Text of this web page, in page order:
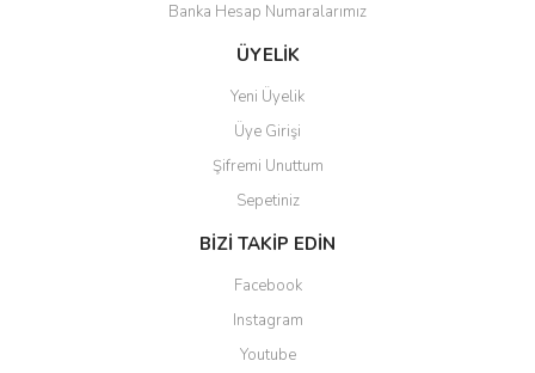
Banka Hesap Numaralarımız
ÜYELİK
Yeni Üyelik
Üye Girişi
Şifremi Unuttum
Sepetiniz
BİZİ TAKİP EDİN
Facebook
Instagram
Youtube